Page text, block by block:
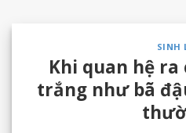
SINH
Khi quan hệ
trắng như bã